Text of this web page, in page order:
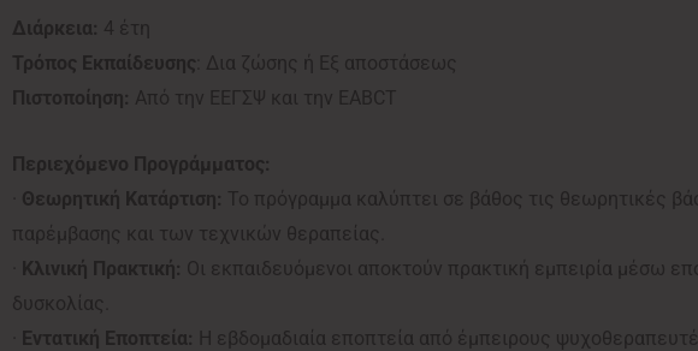
Διάρκεια: 4 έτη
Τρόπος Εκπαίδευσης : Δια ζώσης ή Εξ αποστάσεως
Πιστοποίηση: Από την ΕΕΓΣΨ και την EABCT
Περιεχόμενο Προγράμματος:
Θεωρητική Κατάρτιση: Το πρόγραμμα καλύπτει σε βάθος τις θεωρητικές
παρέμβασης και των τεχνικών θεραπείας.
Κλινική Πρακτική: Οι εκπαιδευόμενοι αποκτούν πρακτική εμπειρία μέσω
δυσκολίας.
Εντατική Εποπτεία: Η εβδομαδιαία εποπτεία από έμπειρους